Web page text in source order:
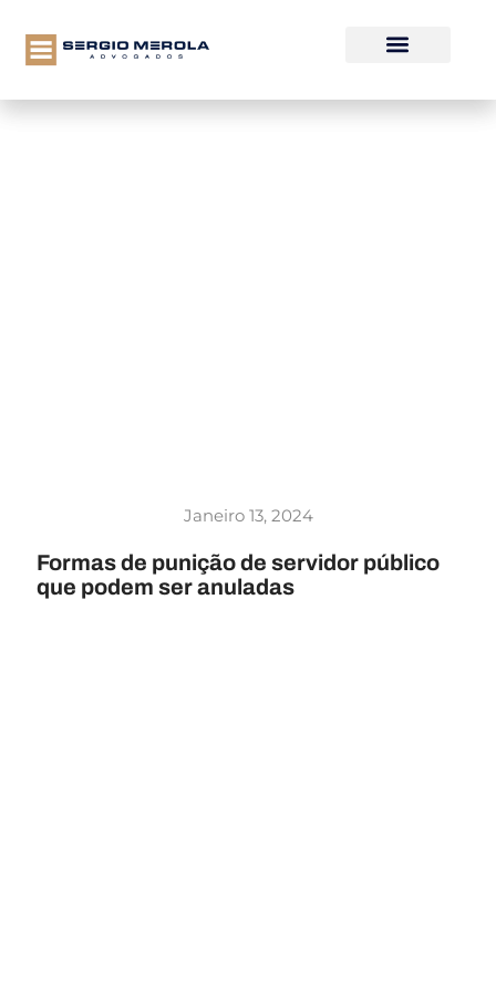
Janeiro 13, 2024
Formas de punição de servidor público
que podem ser anuladas